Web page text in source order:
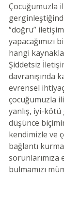
Çocuğumuzla
“doğru”
yapacağımızı
hangi
Şiddetsiz
davranışında
evrensel
çocuğumuzla
yanlış, iyi-
düşünce
kendimizle ve
bağlantı
bulmamızı